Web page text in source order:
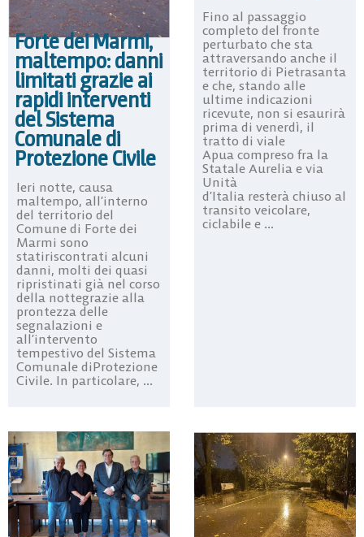
Forte dei Marmi,
maltempo: danni
limitati grazie ai
rapidi interventi
del Sistema
Comunale di
Protezione Civile
Ieri notte, causa
maltempo, all’interno
del territorio del
Comune di Forte dei
Marmi sono
statiriscontrati alcuni
danni, molti dei quasi
ripristinati già nel corso
della nottegrazie alla
prontezza delle
segnalazioni e
all’intervento
tempestivo del Sistema
Comunale diProtezione
Civile. In particolare, ...
Fino al passaggio
completo del fronte
perturbato che sta
attraversando anche il
territorio di Pietrasanta
e che, stando alle
ultime indicazioni
ricevute, non si esaurirà
prima di venerdì, il
tratto di viale
Apua compreso fra la
Statale Aurelia e via
Unità
d’Italia resterà chiuso al
transito veicolare,
ciclabile e ...